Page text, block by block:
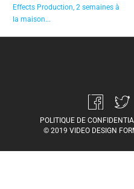
Effects Production, 2 semaines à
la maison...
POLITIQUE DE
© 2019 VIDEO DESIGN